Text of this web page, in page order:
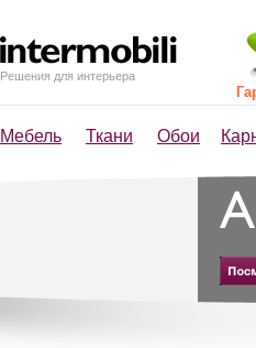
Решения для интерьера
Мебель Ткани Обои